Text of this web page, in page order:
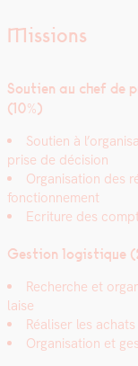
Missions
Sou­tien au chef de
(10%)
Sou­tien à
prise de déci­sion
Organ­i­sa­tion des
fonc­tion­nement
Ecri­t­ure des
Ges­tion logis­tique
Recherche et
laise
Réalis­er les
Organ­i­sa­tion et